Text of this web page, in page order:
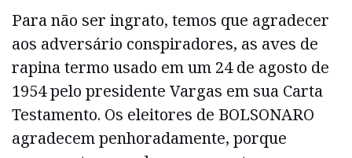
Para não ser ingrato, temos que agradecer
aos adversário conspiradores, as aves de
rapina termo usado em um 24 de agosto de
1954 pelo presidente Vargas em sua Carta
Testamento. Os eleitores de BOLSONARO
agradecem penhoradamente, porque